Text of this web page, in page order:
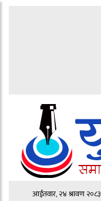
आईतवार, २४ श्रावण २०८३